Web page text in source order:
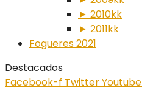
► 2010kk
► 2011kk
Fogueres 2021
Destacados
Facebook-f TwitterYoutube